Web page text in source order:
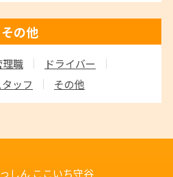
その他
理職
ドライバー
ッフ その他
しん ここいち守谷